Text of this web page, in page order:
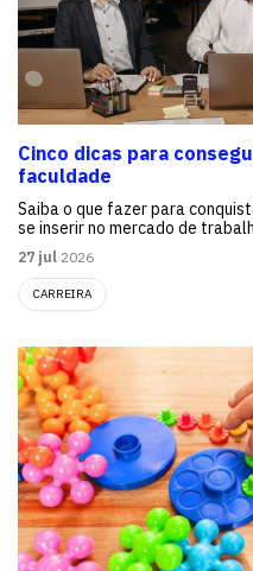
Cinco dicas para
faculdade
Saiba o que fazer para
se inserir no mercado de
27 jul 2026
CARREIRA